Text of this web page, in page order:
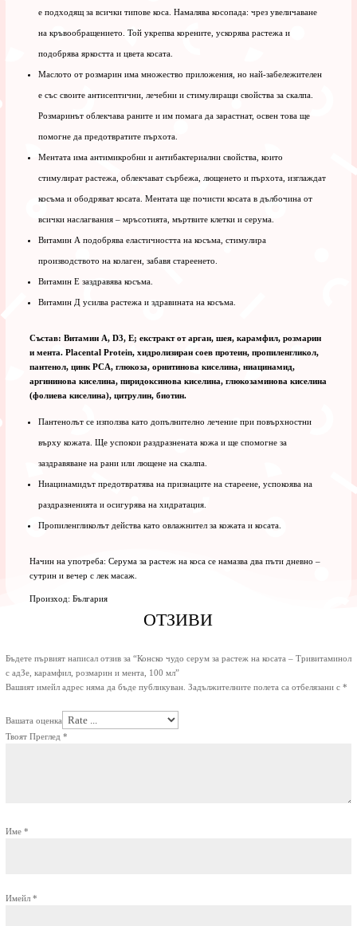
е подходящ за всички типове коса. Намалява косопада: чрез увеличаване
на кръвообращението. Той укрепва корените, ускорява растежа и
подобрява яркостта и цвета косата.
Маслото от розмарин има множество приложения, но най-забележителен
е със своите антисептични, лечебни и стимулиращи свойства за скалпа.
Розмаринът облекчава раните и им помага да зарастнат, освен това ще
помогне да предотвратите пърхота.
Ментата има антимикробни и антибактериални свойства, които
стимулират растежа, облекчават сърбежа, лющенето и пърхота, изглаждат
косъма и ободряват косата. Ментата ще почисти косата в дълбочина от
всички наслагвания – мръсотията, мъртвите клетки и серума.
Витамин А подобрява еластичността на косъма, стимулира
производството на колаген, забавя стареенето.
Витамин Е заздравява косъма.
Витамин Д усилва растежа и здравината на косъма.
Състав: Витамин A, D3, E; екстракт от арган, шея, карамфил, розмарин
и мента. Placental Protein, хидролизиран соев протеин, пропиленгликол,
пантенол, цинк PCA, глюкоза, орнитинова киселина, ниацинамид,
аргининова киселина, пиридоксинова киселина, глюкозаминова киселина
(фолиева киселина), цитрулин, биотин.
Пантенолът се използва като допълнително лечение при повърхностни
върху кожата. Ще успокои раздразнената кожа и ще спомогне за
заздравяване на рани или лющене на скалпа.
Ниацинамидът предотвратява на признаците на стареене, успокоява на
раздразненията и осигурява на хидратация.
Пропиленгликолът действа като овлажнител за кожата и косата.
Начин на употреба: Серума за растеж на коса се намазва два пъти дневно –
сутрин и вечер с лек масаж.
Произход: България
ОТЗИВИ
Бъдете първият написал отзив за “Конско чудо серум за растеж на косата – Тривитаминол
с адЗе, карамфил, розмарин и мента, 100 мл”
Вашият имейл адрес няма да бъде публикуван. Задължителните полета са отбелязани с *
Вашата оценка
Твоят Преглед *
Име *
Имейл *